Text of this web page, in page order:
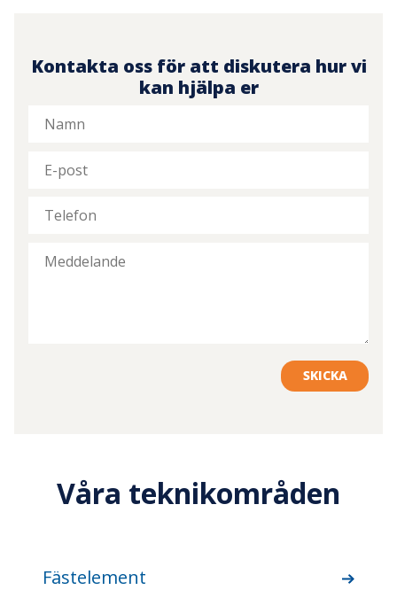
Kontakta oss för att diskutera hur vi
kan hjälpa er
SKICKA
Våra teknikområden
Fästelement